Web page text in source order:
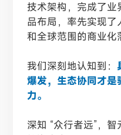
技术架构，完成了
品布局，率先实现
和全球范围的商业化
我们深刻地认知到：
爆发，生态协同才是
力。
深知 “众行者远”，